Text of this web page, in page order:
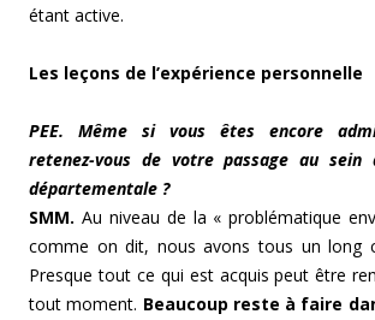
étant active.
Les leçons de l’expérience personnelle
PEE. Même si vous êtes encore
retenez-vous de votre passage au
départementale ?
SMM. Au niveau de la « problématique
comme on dit, nous avons tous un long
Presque tout ce qui est acquis peut être
tout moment. Beaucoup reste à faire